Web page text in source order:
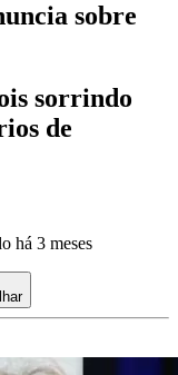
sobre
sorrindo
de
há 3 meses